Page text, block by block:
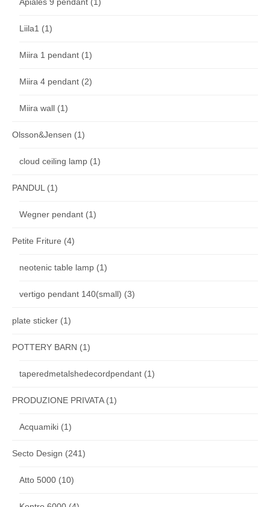
Apiales 9 pendant (1)
Liila1 (1)
Miira 1 pendant (1)
Miira 4 pendant (2)
Miira wall (1)
Olsson&Jensen (1)
cloud ceiling lamp (1)
PANDUL(1)
Wegner pendant (1)
Petite Friture (4)
neotenic table lamp (1)
vertigo pendant 140(small) (3)
plate sticker (1)
POTTERY BARN (1)
taperedmetalshedecordpendant (1)
PRODUZIONE PRIVATA(1)
Acquamiki (1)
Secto Design (241)
Atto 5000 (10)